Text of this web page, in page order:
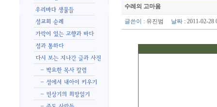
수레의 고마움
글쓴이 : 유진범 날짜: 2011-02-